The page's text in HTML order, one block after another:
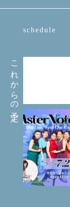
これからの予定
schedule